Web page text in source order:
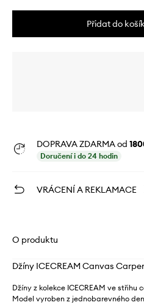
Přidat do
DOPRAVA ZDARMA od
Doručení i do 24 hodin
VRÁCENÍ A REKLAMACE
O produktu
Džíny ICECREAM Canvas
Džíny z kolekce ICECREAM ve
Model vyroben z jednobarevného